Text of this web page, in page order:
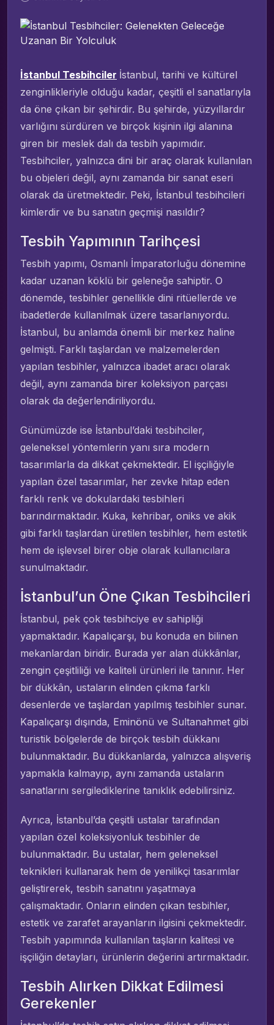
İstanbul Tesbihciler İstanbul, tarihi ve kültürel
zenginlikleriyle olduğu kadar, çeşitli el sanatlarıyla
da öne çıkan bir şehirdir. Bu şehirde, yüzyıllardır
varlığını sürdüren ve birçok kişinin ilgi alanına
giren bir meslek dalı da tesbih yapımıdır.
Tesbihciler, yalnızca dini bir araç olarak kullanılan
bu objeleri değil, aynı zamanda bir sanat eseri
olarak da üretmektedir. Peki, İstanbul tesbihcileri
kimlerdir ve bu sanatın geçmişi nasıldır?
Tesbih Yapımının Tarihçesi
Tesbih yapımı, Osmanlı İmparatorluğu dönemine
kadar uzanan köklü bir geleneğe sahiptir. O
dönemde, tesbihler genellikle dini ritüellerde ve
ibadetlerde kullanılmak üzere tasarlanıyordu.
İstanbul, bu anlamda önemli bir merkez haline
gelmişti. Farklı taşlardan ve malzemelerden
yapılan tesbihler, yalnızca ibadet aracı olarak
değil, aynı zamanda birer koleksiyon parçası
olarak da değerlendiriliyordu.
Günümüzde ise İstanbul’daki tesbihciler,
geleneksel yöntemlerin yanı sıra modern
tasarımlarla da dikkat çekmektedir. El işçiliğiyle
yapılan özel tasarımlar, her zevke hitap eden
farklı renk ve dokulardaki tesbihleri
barındırmaktadır. Kuka, kehribar, oniks ve akik
gibi farklı taşlardan üretilen tesbihler, hem estetik
hem de işlevsel birer obje olarak kullanıcılara
sunulmaktadır.
İstanbul’un Öne Çıkan Tesbihcileri
İstanbul, pek çok tesbihciye ev sahipliği
yapmaktadır. Kapalıçarşı, bu konuda en bilinen
mekanlardan biridir. Burada yer alan dükkânlar,
zengin çeşitliliği ve kaliteli ürünleri ile tanınır. Her
bir dükkân, ustaların elinden çıkma farklı
desenlerde ve taşlardan yapılmış tesbihler sunar.
Kapalıçarşı dışında, Eminönü ve Sultanahmet gibi
turistik bölgelerde de birçok tesbih dükkanı
bulunmaktadır. Bu dükkanlarda, yalnızca alışveriş
yapmakla kalmayıp, aynı zamanda ustaların
sanatlarını sergilediklerine tanıklık edebilirsiniz.
Ayrıca, İstanbul’da çeşitli ustalar tarafından
yapılan özel koleksiyonluk tesbihler de
bulunmaktadır. Bu ustalar, hem geleneksel
teknikleri kullanarak hem de yenilikçi tasarımlar
geliştirerek, tesbih sanatını yaşatmaya
çalışmaktadır. Onların elinden çıkan tesbihler,
estetik ve zarafet arayanların ilgisini çekmektedir.
Tesbih yapımında kullanılan taşların kalitesi ve
işçiliğin detayları, ürünlerin değerini artırmaktadır.
Tesbih Alırken Dikkat Edilmesi
Gerekenler